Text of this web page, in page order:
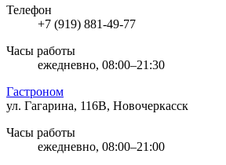
Телефон
+7 (919) 881-49-77
Часы работы
ежедневно, 08:00–21:30
Гастроном
ул. Гагарина, 116В, Новочеркасск
Часы работы
ежедневно, 08:00–21:00